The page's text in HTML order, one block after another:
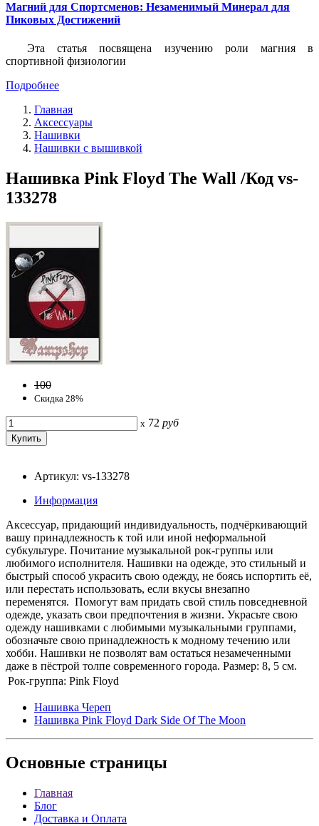
Магний для Спортсменов: Незаменимый Минерал для
Пиковых Достижений
Эта статья посвящена изучению роли магния в
спортивной физиологии
Подробнее
Главная
Аксессуары
Нашивки
Нашивки с вышивкой
Нашивка Pink Floyd The Wall /Код vs-
133278
100
Скидка 28%
x 72 руб
Артикул: vs-133278
Информация
Аксессуар, придающий индивидуальность, подчёркивающий
вашу принадлежность к той или иной неформальной
субкультуре. Почитание музыкальной рок-группы или
любимого исполнителя. Нашивки на одежде, это стильный и
быстрый способ украсить свою одежду, не боясь испортить её,
или перестать использовать, если вкусы внезапно
переменятся. Помогут вам придать свой стиль повседневной
одежде, указать свои предпочтения в жизни. Украсьте свою
одежду нашивками с любимыми музыкальными группами,
обозначьте свою принадлежность к модному течению или
хобби. Нашивки не позволят вам остаться незамеченными
даже в пёстрой толпе современного города. Размер: 8, 5 см.
Рок-группа: Pink Floyd
Нашивка Череп
Нашивка Pink Floyd Dark Side Of The Moon
Основные страницы
Главная
Блог
Доставка и Оплата